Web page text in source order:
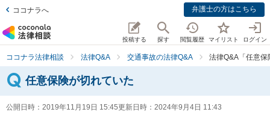
ココナラへ 弁護士の方はこちら
投稿する 探す 閲覧履歴 マイリスト ログイン
ココナラ法律相談 法律Q&A 交通事故の法律Q&A 法律Q&A「任意
任意保険が切れていた
公開日時： 2019年11月19日 15:45更新日時： 2024年9月4日 11:43